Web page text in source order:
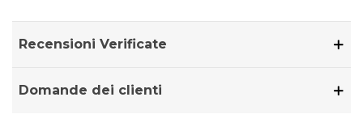
Recensioni Verificate
Domande dei clienti